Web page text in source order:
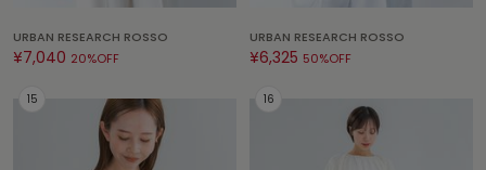
LAATO
URBAN RESEARCH ROSSO
¥7,040 20%OFF
URBAN RESEARCH ROSSO
¥6,325 50%OFF